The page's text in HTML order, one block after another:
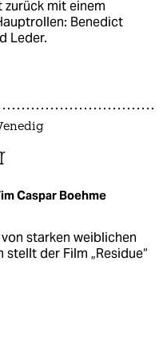
mit einem
Benedict
Leder.
Caspar Boehme
starken weiblichen
der Film „Residue“